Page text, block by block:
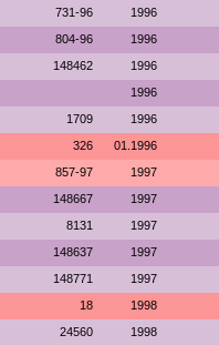
731-96 1996
804-96 1996
148462 1996
1996
1709 1996
326 01.1996
857-97 1997
148667 1997
8131 1997
148637 1997
148771 1997
18 1998
24560 1998